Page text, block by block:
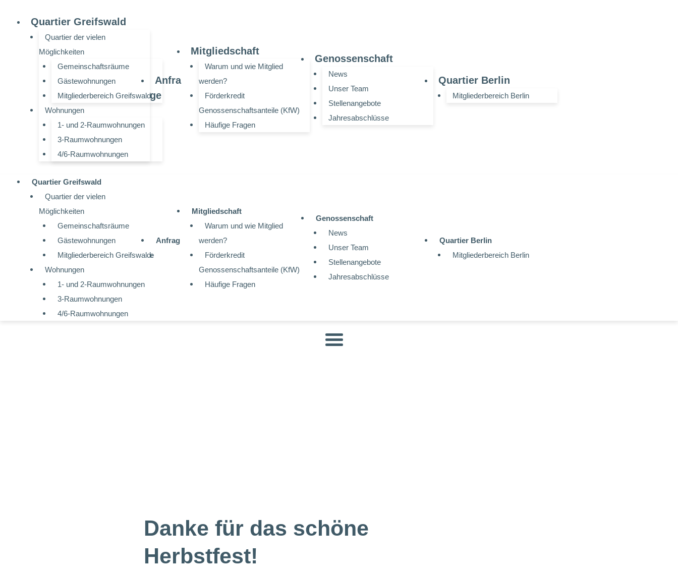
Inhalt
springen
Quartier Greifswald
Quartier der vielen
Möglichkeiten
Gemeinschaftsräume
Gästewohnungen
Mitgliederbereich Greifswald
Wohnungen
1- und 2-Raumwohnungen
3-Raumwohnungen
4/6-Raumwohnungen
Anfra
ge
Mitgliedschaft
Warum und wie Mitglied
werden?
Förderkredit
Genossenschaftsanteile (KfW)
Häufige Fragen
Genossenschaft
News
Unser Team
Stellenangebote
Jahresabschlüsse
Quartier Berlin
Mitgliederbereich Berlin
Quartier Greifswald
Quartier der vielen
Möglichkeiten
Gemeinschaftsräume
Gästewohnungen
Mitgliederbereich Greifswald
Wohnungen
1- und 2-Raumwohnungen
3-Raumwohnungen
4/6-Raumwohnungen
Anfrag
e
Mitgliedschaft
Warum und wie Mitglied
werden?
Förderkredit
Genossenschaftsanteile (KfW)
Häufige Fragen
Genossenschaft
News
Unser Team
Stellenangebote
Jahresabschlüsse
Quartier Berlin
Mitgliederbereich Berlin
Danke für das schöne
Herbstfest!